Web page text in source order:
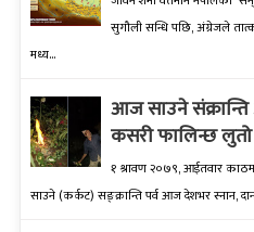
सुगौली सन्धि पछि, अंग्रेजले
मध्य...
आज साउने संक्रान्ति
कसरी फालिन्छ
१ श्रावण २०७९, आईतवार
साउने (कर्कट) सङ्क्रान्ति पर्व आज देशभर स्नान,